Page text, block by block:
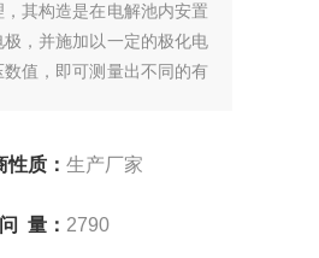
其构造是在电解池内安置
，并施加以一定的极化电
值，即可测量出不同的有
性质： 生产厂家
量： 2790